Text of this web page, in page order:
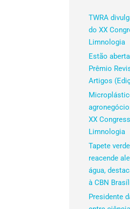
TWRA
do XX
Limnologia
Estão
Prêmio
Artigos
XX
Limnologia
Tapete
reacende
água,
à CBN
Presidente